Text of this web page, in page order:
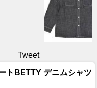
Tweet
トBETTY デニムシャツ